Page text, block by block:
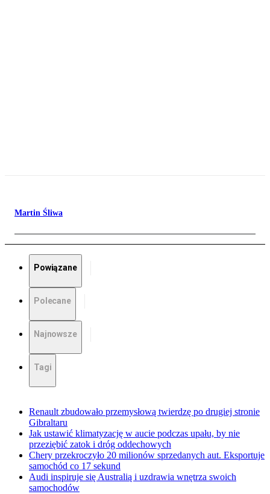
Martin Śliwa
Powiązane
Polecane
Najnowsze
Tagi
Renault zbudowało przemysłową twierdzę po drugiej stronie
Gibraltaru
Jak ustawić klimatyzację w aucie podczas upału, by nie
przeziębić zatok i dróg oddechowych
Chery przekroczyło 20 milionów sprzedanych aut. Eksportuje
samochód co 17 sekund
Audi inspiruje się Australią i uzdrawia wnętrza swoich
samochodów